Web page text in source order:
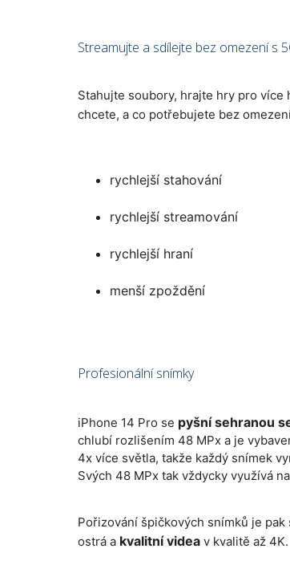
Streamujte a sdílejte bez omezení s
Stahujte soubory, hrajte hry pro
chcete, a co potřebujete bez
rychlejší stahování
rychlejší streamování
rychlejší hraní
menší zpoždění
Profesionální snímky
iPhone 14 Pro se pyšní sehranou
chlubí rozlišením 48 MPx a je
4x více světla, takže každý snímek
Svých 48 MPx tak vždycky využívá
Pořizování špičkových snímků je
ostrá a kvalitní videa v kvalitě až 4K.